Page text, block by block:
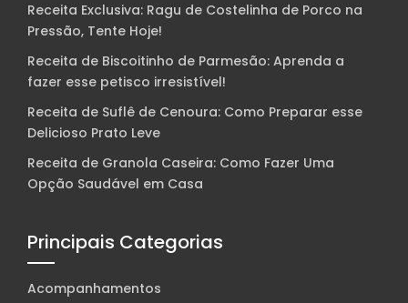
Receita Exclusiva: Ragu de Costelinha de Porco na
Pressão, Tente Hoje!
Receita de Biscoitinho de Parmesão: Aprenda a
fazer esse petisco irresistível!
Receita de Suflê de Cenoura: Como Preparar esse
Delicioso Prato Leve
Receita de Granola Caseira: Como Fazer Uma
Opção Saudável em Casa
Principais Categorias
Acompanhamentos